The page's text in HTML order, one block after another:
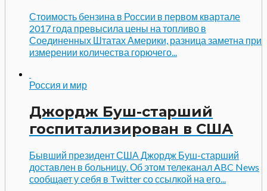
Стоимость бензина в России в первом квартале
2017 года превысила цены на топливо в
Соединенных Штатах Америки, разница заметна при
измерении количества горючего...
Россия и мир
Джордж Буш-старший
госпитализирован в США
Бывший президент США Джордж Буш-старший
доставлен в больницу. Об этом телеканал ABC News
сообщает у себя в Twitter со ссылкой на его...